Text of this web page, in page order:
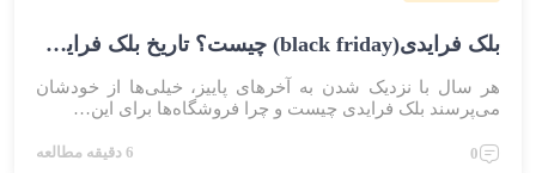
بلک فرایدی(black friday) چیست؟ تاریخ بلک فرایدی در ایران
هر سال با نزدیک شدن به آخرهای پاییز، خیلی‌ها از خودشان
می‌پرسند بلک فرایدی چیست و چرا فروشگاه‌ها برای این…
0 6 دقیقه مطالعه